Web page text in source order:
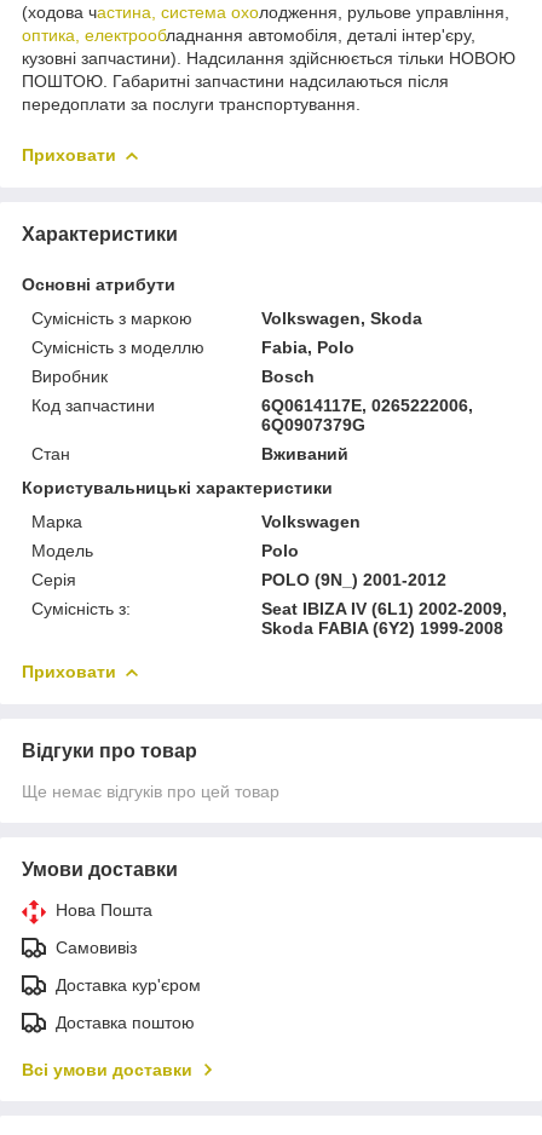
(ходова частина, система охолодження, рульове управління,
оптика, електрообладнання автомобіля, деталі інтер'єру,
кузовні запчастини). Надсилання здійснюється тільки НОВОЮ
ПОШТОЮ. Габаритні запчастини надсилаються після
передоплати за послуги транспортування.
Приховати
Характеристики
Основні атрибути
Сумісність з маркою
Volkswagen, Skoda
Сумісність з моделлю
Fabia, Polo
Виробник
Bosch
Код запчастини
6Q0614117E, 0265222006,
6Q0907379G
Стан
Вживаний
Користувальницькі характеристики
Марка
Volkswagen
Модель
Polo
Серія
POLO (9N_) 2001-2012
Сумісність з:
Seat IBIZA IV (6L1) 2002-2009,
Skoda FABIA (6Y2) 1999-2008
Приховати
Відгуки про товар
Ще немає відгуків про цей товар
Умови доставки
Нова Пошта
Самовивіз
Доставка кур'єром
Доставка поштою
Всі умови доставки